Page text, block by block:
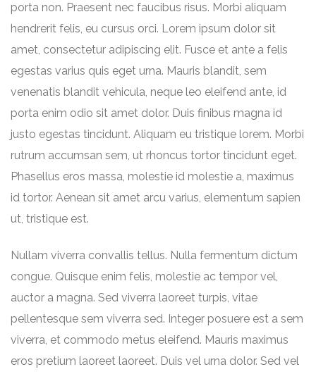
porta non. Praesent nec faucibus risus. Morbi aliquam
hendrerit felis, eu cursus orci. Lorem ipsum dolor sit
amet, consectetur adipiscing elit. Fusce et ante a felis
egestas varius quis eget urna. Mauris blandit, sem
venenatis blandit vehicula, neque leo eleifend ante, id
porta enim odio sit amet dolor. Duis finibus magna id
justo egestas tincidunt. Aliquam eu tristique lorem. Morbi
rutrum accumsan sem, ut rhoncus tortor tincidunt eget.
Phasellus eros massa, molestie id molestie a, maximus
id tortor. Aenean sit amet arcu varius, elementum sapien
ut, tristique est.
Nullam viverra convallis tellus. Nulla fermentum dictum
congue. Quisque enim felis, molestie ac tempor vel,
auctor a magna. Sed viverra laoreet turpis, vitae
pellentesque sem viverra sed. Integer posuere est a sem
viverra, et commodo metus eleifend. Mauris maximus
eros pretium laoreet laoreet. Duis vel urna dolor. Sed vel